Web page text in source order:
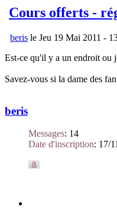
Cours offerts -
beris le Jeu 19 Mai 2011 -
Est-ce qu'il y a un endroit ou
Savez-vous si la dame des
beris
Messages: 14
Date d'inscription: 17/